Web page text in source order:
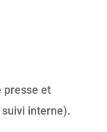
presse et
interne).